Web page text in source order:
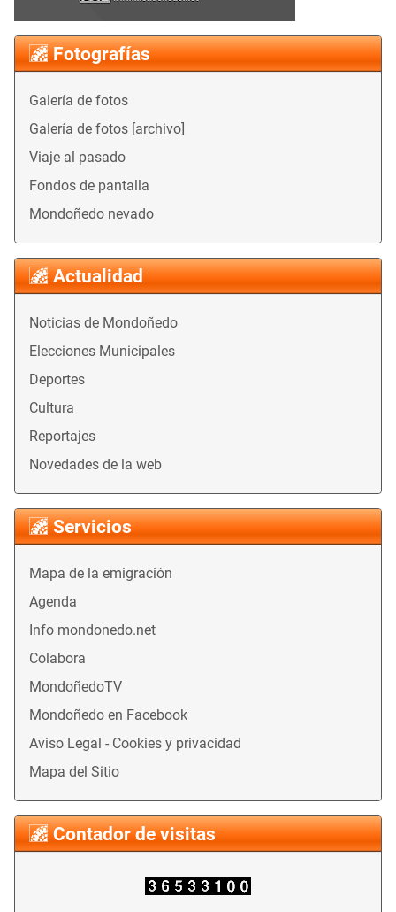
Fotografías
Galería de fotos
Galería de fotos [archivo]
Viaje al pasado
Fondos de pantalla
Mondoñedo nevado
Actualidad
Noticias de Mondoñedo
Elecciones Municipales
Deportes
Cultura
Reportajes
Novedades de la web
Servicios
Mapa de la emigración
Agenda
Info mondonedo.net
Colabora
MondoñedoTV
Mondoñedo en Facebook
Aviso Legal - Cookies y privacidad
Mapa del Sitio
Contador de visitas